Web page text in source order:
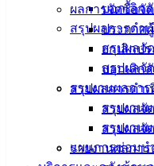
บอกเลิก
สรุปผลการดำ
สรุปผลจั
สรุปผลจั
รายงานผลกา
รายงาน
รายงาน
แผนการซ่อมบ
ผลการจัดซื้อจั
ประกาศ
ยกเลิกป
บอกเลิก
สรุปผลการดำ
สรุปผลจั
สรุปผลจั
รายงานผลกา
ศุนย์
ข้อมูล
อิเล็กทรอนิกส์
องค์
(Knowledge
Management)